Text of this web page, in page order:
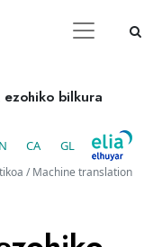
bilkura
CA GL
/ Machine translation